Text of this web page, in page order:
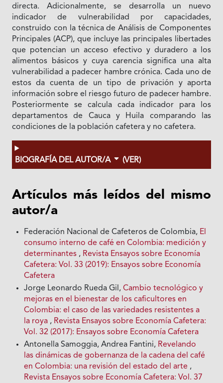
directa. Adicionalmente, se desarrolla un nuevo
indicador de vulnerabilidad por capacidades,
construido con la técnica de Análisis de Componentes
Principales (ACP), que incluye las principales libertades
que potencian un acceso efectivo y duradero a los
alimentos básicos y cuya carencia significa una alta
vulnerabilidad a padecer hambre crónica. Cada uno de
estos da cuenta de un tipo de privación y aporta
información sobre el riesgo futuro de padecer hambre.
Posteriormente se calcula cada indicador para los
departamentos de Cauca y Huila comparando las
condiciones de la población cafetera y no cafetera.
BIOGRAFÍA DEL AUTOR/A (VER)
Artículos más leídos del mismo
autor/a
Federación Nacional de Cafeteros de Colombia, El
consumo interno de café en Colombia: medición y
determinantes , Revista Ensayos sobre Economía
Cafetera: Vol. 33 (2019): Ensayos sobre Economía
Cafetera
Jorge Leonardo Rueda Gil,Cambio tecnológico y
mejoras en el bienestar de los caficultores en
Colombia: el caso de las variedades resistentes a
la roya , Revista Ensayos sobre Economía Cafetera:
Vol. 32 (2017): Ensayos sobre Economía Cafetera
Antonella Samoggia, Andrea Fantini, Revelando
las dinámicas de gobernanza de la cadena del café
en Colombia: una revisión del estado del arte ,
Revista Ensayos sobre Economía Cafetera: Vol. 37